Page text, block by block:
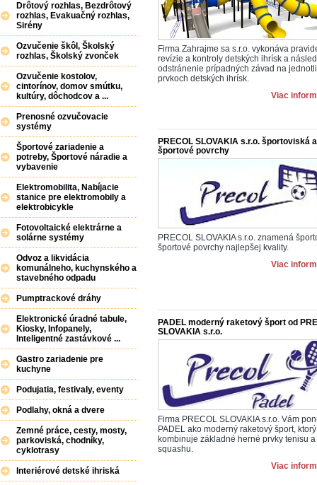
Drôtový rozhlas, Bezdrôtový
rozhlas, Evakuačný rozhlas,
Sirény
Ozvučenie škôl, Školský
rozhlas, Školský zvonček
Ozvučenie kostolov,
cintorínov, domov smútku,
kultúry, dôchodcov a ...
Prenosné ozvučovacie
systémy
Športové zariadenie a
potreby, Športové náradie a
vybavenie
Elektromobilita, Nabíjacie
stanice pre elektromobily a
elektrobicykle
Fotovoltaické elektrárne a
solárne systémy
Odvoz a likvidácia
komunálneho, kuchynského a
stavebného odpadu
Pumptrackové dráhy
Elektronické úradné tabule,
Kiosky, Infopanely,
Inteligentné zastávkové ...
Gastro zariadenie pre
kuchyne
Podujatia, festivaly, eventy
Podlahy, okná a dvere
Zemné práce, cesty, mosty,
parkoviská, chodníky,
cyklotrasy
Interiérové detské ihriská
Firma Zahrajme sa s.r.o. vykonáva
revízie a kontroly detských ihrísk a
odstránenie prípadných závad na
prvkoch detských ihrísk.
Viac
PRECOL SLOVAKIA s.r.o. športoviská a
športové povrchy
PRECOL SLOVAKIA s.r.o. znamená
športové povrchy najlepšej kvality.
Viac
PADEL moderný raketový šport od
SLOVAKIA s.r.o.
Firma PRECOL SLOVAKIA s.r.o. Vám
PADEL ako moderný raketový šport, ktorý
kombinuje základné herné prvky tenisu a
squashu.
Viac